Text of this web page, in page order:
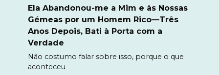
Ela Abandonou-me a Mim e às Nossas
Gémeas por um Homem Rico—Três
Anos Depois, Bati à Porta com a
Verdade
Não costumo falar sobre isso, porque o que
aconteceu